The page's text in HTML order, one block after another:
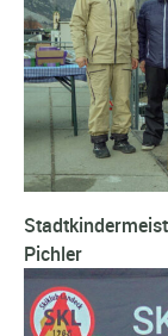
Pichler